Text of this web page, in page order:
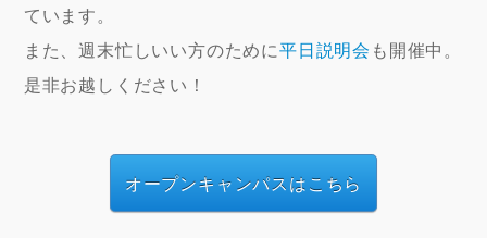
ています。
また、週末忙しいい方のために平日説明会 も開催中。
是非お越しください！
オープンキャンパスはこちら